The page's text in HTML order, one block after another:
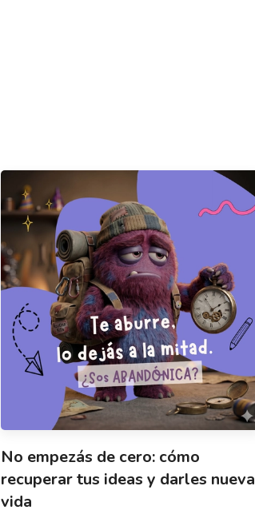
No empezás de cero: cómo
recuperar tus ideas y darles nueva
vida